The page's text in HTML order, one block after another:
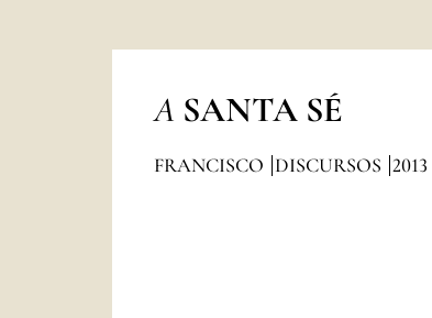
A SANTA SÉ
FRANCISCO DISCURSOS 2013